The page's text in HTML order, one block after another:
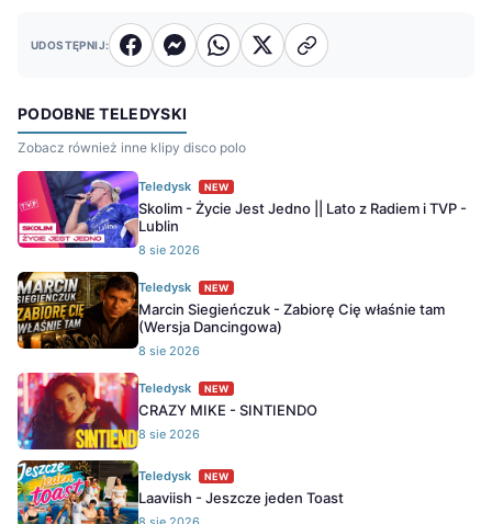
UDOSTĘPNIJ:
PODOBNE TELEDYSKI
Zobacz również inne klipy disco polo
Teledysk NEW
Skolim - Życie Jest Jedno || Lato z Radiem i TVP -
Lublin
8 sie 2026
Teledysk NEW
Marcin Siegieńczuk - Zabiorę Cię właśnie tam
(Wersja Dancingowa)
8 sie 2026
Teledysk NEW
CRAZY MIKE - SINTIENDO
8 sie 2026
Teledysk NEW
Laaviish - Jeszcze jeden Toast